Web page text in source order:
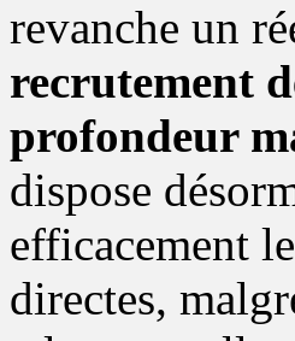
revanche un
recrutement
profondeur
dispose
efficacement
directes,